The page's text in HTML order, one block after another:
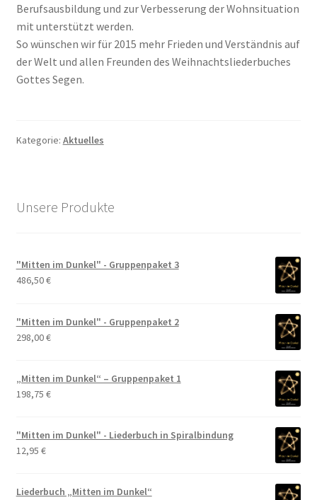
Liederbuch
My Account
Warenkorb
Berufsausbildung und zur Verbesserung der Wohnsituation
mit unterstützt werden.
So wünschen wir für 2015 mehr Frieden und Verständnis auf
der Welt und allen Freunden des Weihnachtsliederbuches
Gottes Segen.
Kategorie: Aktuelles
Unsere Produkte
"Mitten im Dunkel" - Gruppenpaket 3
486,50€
"Mitten im Dunkel" - Gruppenpaket 2
298,00€
„Mitten im Dunkel“ – Gruppenpaket 1
198,75 €
"Mitten im Dunkel" - Liederbuch in Spiralbindung
12,95 €
Liederbuch „Mitten im Dunkel“